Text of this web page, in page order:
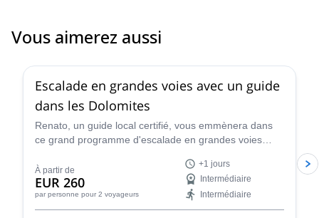
Vous aimerez aussi
Escalade en grandes voies avec un guide
dans les Dolomites
Renato, un guide local certifié, vous emmènera dans
ce grand programme d'escalade en grandes voies
À partir de
EUR 260
par personne pour 2 voyageurs
+1 jours
Intermédiaire
Intermédiaire